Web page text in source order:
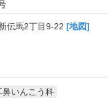
伝馬2丁目9-22 [地図]
鼻いんこう科